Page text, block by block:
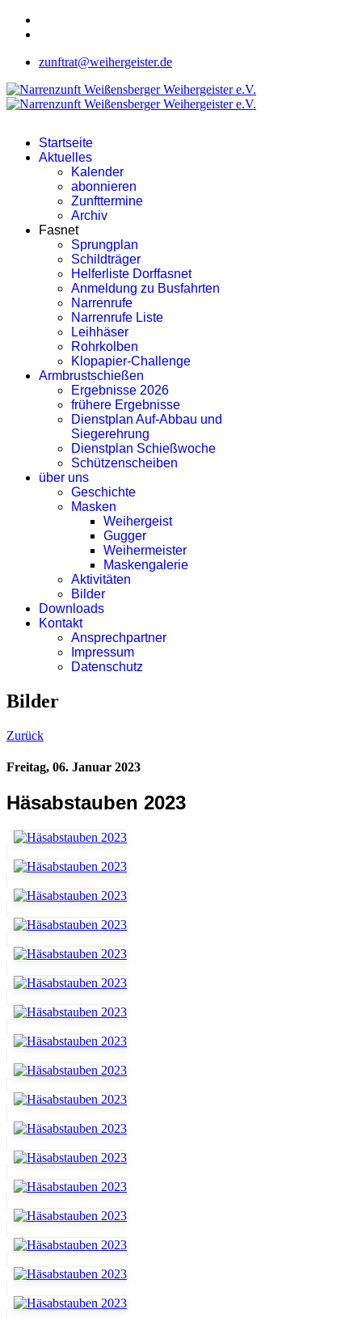
zunftrat@weihergeister.de
Startseite
Aktuelles
Kalender
abonnieren
Zunfttermine
Archiv
Fasnet
Sprungplan
Schildträger
Helferliste Dorffasnet
Anmeldung zu Busfahrten
Narrenrufe
Narrenrufe Liste
Leihhäser
Rohrkolben
Klopapier-Challenge
Armbrustschießen
Ergebnisse 2026
frühere Ergebnisse
Dienstplan Auf-Abbau und
Siegerehrung
Dienstplan Schießwoche
Schützenscheiben
über uns
Geschichte
Masken
Weihergeist
Gugger
Weihermeister
Maskengalerie
Aktivitäten
Bilder
Downloads
Kontakt
Ansprechpartner
Impressum
Datenschutz
Bilder
Zurück
Freitag, 06. Januar 2023
Häsabstauben 2023